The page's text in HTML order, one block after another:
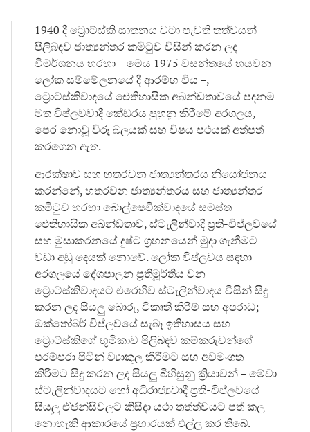
1940 දී ට්‍රොට්ස්කි ඝාතනය වටා පැවති තත්වයන්
පිලිබඳව ජාත්‍යන්තර කමිටුව විසින් කරන ලද
විමර්ශනය හරහා – මෙය 1975 වසන්තයේ හයවන
ලෝක සම්මේලනයේ දී ආරම්භ විය –,
ට්‍රොට්ස්කිවාදයේ ඓතිහාසික අඛන්ඩතාවයේ පදනම
මත විප්ලවවාදී කේඩරය පුහුනු කිරීමේ අරගලය,
පෙර නොවූ විරූ බලයක් සහ විෂය පථයක් අත්පත්
කරගෙන ඇත.
ආරක්ෂාව සහ හතරවන ජාත්‍යන්තරය නියෝජනය
කරන්නේ, හතරවන ජාත්‍යන්තරය සහ ජාත්‍යන්තර
කමිටුව හරහා බොල්ෂෙවික්වාදයේ සමස්ත
ඓතිහාසික අඛන්ඩතාව, ස්ටැලින්වාදී ප්‍රති-විප්ලවයේ
සහ මුසාකරනයේ දුෂ්ට ග්‍රහනයෙන් මුදා ගැනීමට
වඩා අඩු දෙයක් නොවේ. ලෝක විප්ලවය සඳහා
අරගලයේ දේශපාලන ප්‍රතිමූර්තිය වන
ට්‍රොට්ස්කිවාදයට එරෙහිව ස්ටැලින්වාදය විසින් සිදු
කරන ලද සියලු බොරු, විකෘති කිරීම් සහ අපරාධ;
ඔක්තෝබර් විප්ලවයේ සැබෑ ඉතිහාසය සහ
ට්‍රොට්ස්කිගේ භූමිකාව පිලිබඳව කම්කරුවන්ගේ
පරම්පරා පිටින් ව්‍යාකූල කිරීමට සහ අවමංගත
කිරීමට සිදු කරන ලද සියලු බිහිසුනු ක්‍රියාවන් – මේවා
ස්ටැලින්වාදයට හෝ අධිරාජ්‍යවාදී ප්‍රති-විප්ලවයේ
සියලු ඒජන්සිවලට කිසිදා යථා තත්ත්වයට පත් කල
නොහැකි ආකාරයේ ප්‍රහාරයක් එල්ල කර තිබේ.